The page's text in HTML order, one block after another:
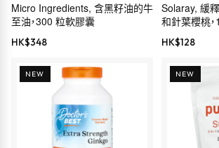
Micro Ingredients, 含黑籽油的牛
至油，300 粒軟膠囊
HK$348
Solaray, 緩
和針葉櫻桃
HK$128
NEW NEW